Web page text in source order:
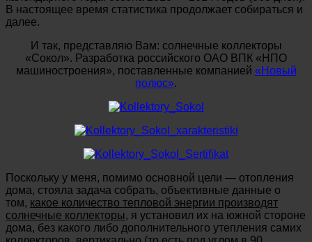
В настоящее время статистика продолжает собираться и
далее.
И так, представляю Вам: солнечные коллекторы
«Сокол». Разработка российского ОАО ВПК «НПО
машиностроения», поставленные компанией «Новый
полюс».
Поскольку у меня, помимо основной цели — отопления
дома, стояла задача собрать, объективные данные о
том, какое количество тепловой энергии производят
солнечные коллекторы, я установил их на южной стороне
дома, без какого либо дополнительного утепления самих